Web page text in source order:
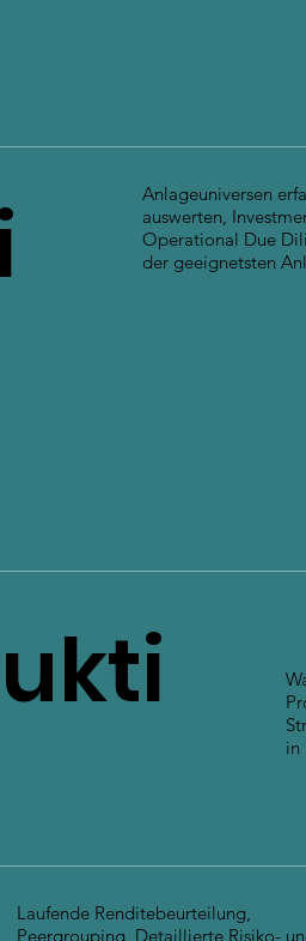
in
Anlageuniversen
auswerten,
Operational Due
der geeignetsten
Laufende Renditebeurteilung,
Peergrouping, Detaillierte Risiko-